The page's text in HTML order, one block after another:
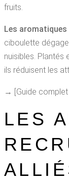
fruits.
Les
ciboulette
nuisibles. Plantés
ils réduisent les
→ [Guide
LES